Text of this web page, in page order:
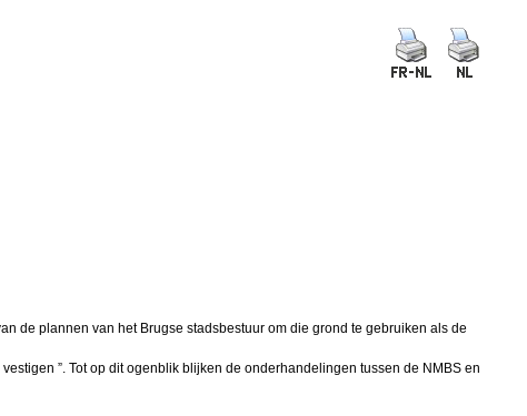
de plannen van het Brugse stadsbestuur om die grond te gebruiken als de
”. Tot op dit ogenblik blijken de onderhandelingen tussen de NMBS en